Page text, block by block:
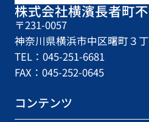
株式会社横濱長者町
〒231-0057
神奈川県横浜市中区曙町３
TEL：045-251-6681
FAX：045-252-0645
コンテンツ